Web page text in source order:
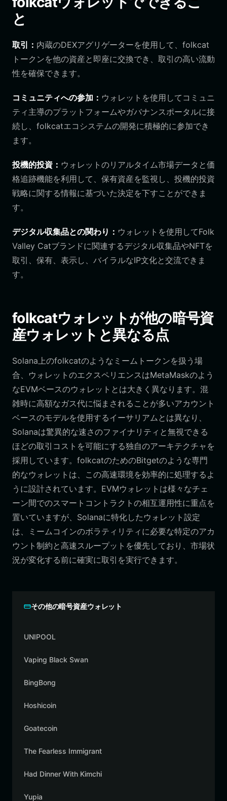
と
取引： 内蔵のDEXアグリゲーターを使用して、folkcat
トークンを他の資産と即座に交換でき、取引の高い流動
性を確保できます。
コミュニティへの参加： ウォレットを使用してコミュニ
ティ主導のプラットフォームやガバナンスポータルに接
続し、folkcatエコシステムの開発に積極的に参加でき
ます。
投機的投資： ウォレットのリアルタイム市場データと価
格追跡機能を利用して、保有資産を監視し、投機的投資
戦略に関する情報に基づいた決定を下すことができま
す。
デジタル収集品との関わり： ウォレットを使用してFolk
Valley Catブランドに関連するデジタル収集品やNFTを
取引、保有、表示し、バイラルなIP文化と交流できま
す。
folkcatウォレットが他の暗号資
産ウォレットと異なる点
Solana上のfolkcatのようなミームトークンを扱う場
合、ウォレットのエクスペリエンスはMetaMaskのよう
なEVMベースのウォレットとは大きく異なります。混
雑時に高額なガス代に悩まされることが多いアカウント
ベースのモデルを使用するイーサリアムとは異なり、
Solanaは驚異的な速さのファイナリティと無視できる
ほどの取引コストを可能にする独自のアーキテクチャを
採用しています。folkcatのためのBitgetのような専門
的なウォレットは、この高速環境を効率的に処理するよ
うに設計されています。EVMウォレットは様々なチェ
ーン間でのスマートコントラクトの相互運用性に重点を
置いていますが、Solanaに特化したウォレット設定
は、ミームコインのボラティリティに必要な特定のアカ
ウント制約と高速スループットを優先しており、市場状
況が変化する前に確実に取引を実行できます。
その他の暗号資産ウォレット
UNIPOOL
Vaping Black Swan
BingBong
Hoshicoin
Goatecoin
The Fearless Immigrant
Had Dinner With Kimchi
Yupia